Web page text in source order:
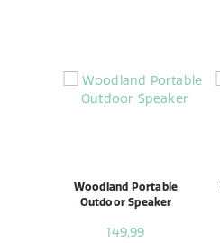
Woodland Portable
Outdoor Speaker
149,99